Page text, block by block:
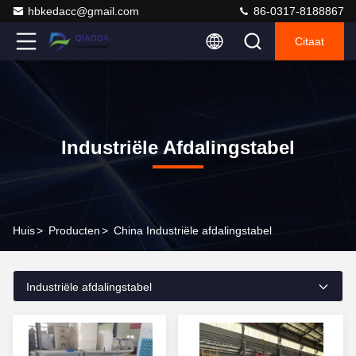
hbkedacc@gmail.com 86-0317-8188867
Citaat
Industriële Afdalingstabel
Huis> Producten> China Industriële afdalingstabel
Industriële afdalingstabel